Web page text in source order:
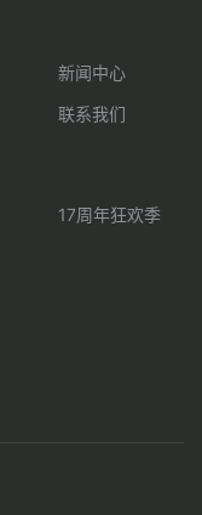
新闻中心
联系我们
17周年狂欢季